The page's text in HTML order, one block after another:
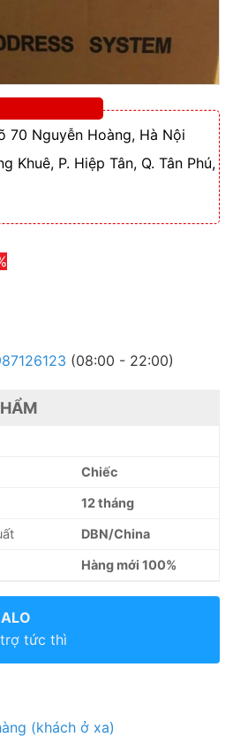
70 Nguyễn Hoàng, Hà Nội
Khuê, P. Hiệp Tân, Q. Tân Phú,
(08:00 - 22:00)
Chiếc
12 tháng
DBN/China
Hàng mới 100%
tức thì
(khách ở xa)